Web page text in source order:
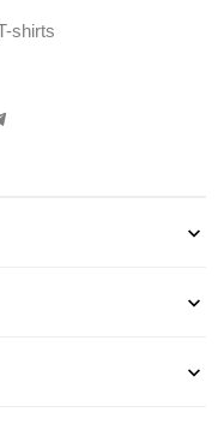
shirts